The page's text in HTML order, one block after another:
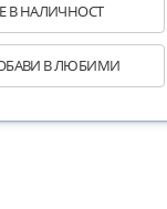
В НАЛИЧНОСТ
В ЛЮБИМИ